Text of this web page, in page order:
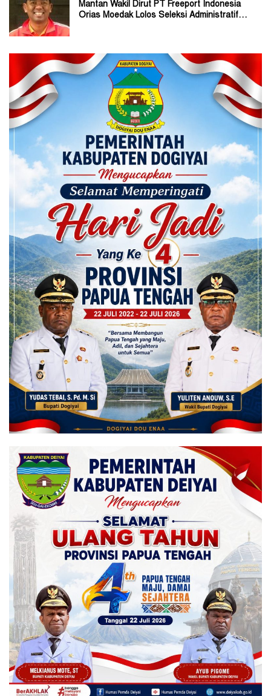
Mantan Wakil Dirut PT Freeport Indonesia
Orias Moedak Lolos Seleksi Administratif